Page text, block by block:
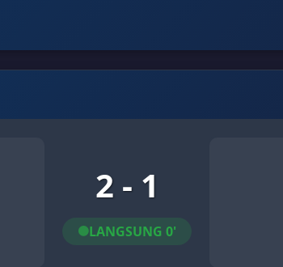
2 - 1
LANGSUNG 0'